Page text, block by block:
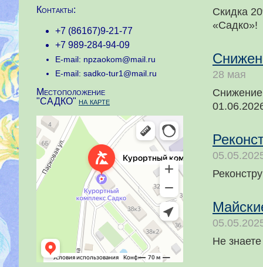
Контакты:
+7 (86167)9-21-77
+7 989-284-94-09
E-mail: npzaokom@mail.ru
E-mail: sadko-tur1@mail.ru
Местоположение
"САДКО" на карте
Скидка
«Садко»!
28 мая
Снижение
Не